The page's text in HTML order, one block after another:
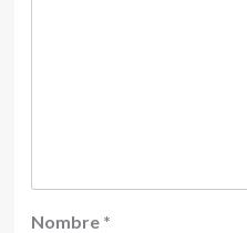
Nombre *